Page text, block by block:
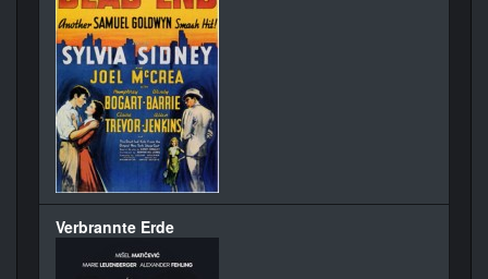
Verbrannte Erde